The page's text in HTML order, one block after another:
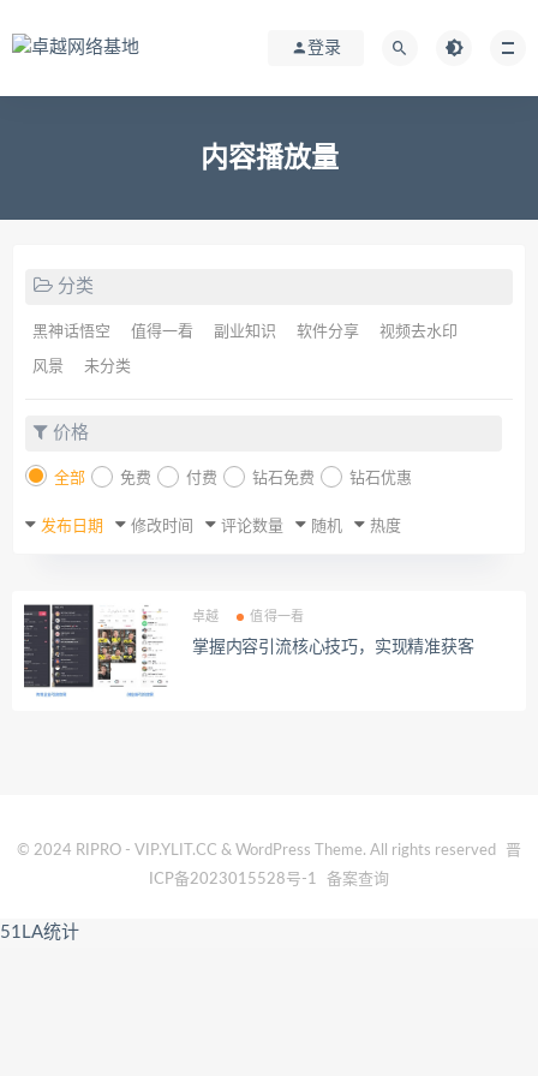
登录
内容播放量
分类
黑神话悟空 值得一看 副业知识 软件分享 视频去水印
风景 未分类
价格
全部 免费 付费 钻石免费 钻石优惠
发布日期 修改时间 评论数量 随机 热度
卓越 值得一看
掌握内容引流核心技巧，实现精准获客
© 2024 RIPRO - VIP.YLIT.CC & WordPress Theme. All rights reserved
晋
ICP备2023015528号-1
备案查询
51LA统计